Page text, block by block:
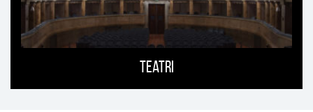
Teatri